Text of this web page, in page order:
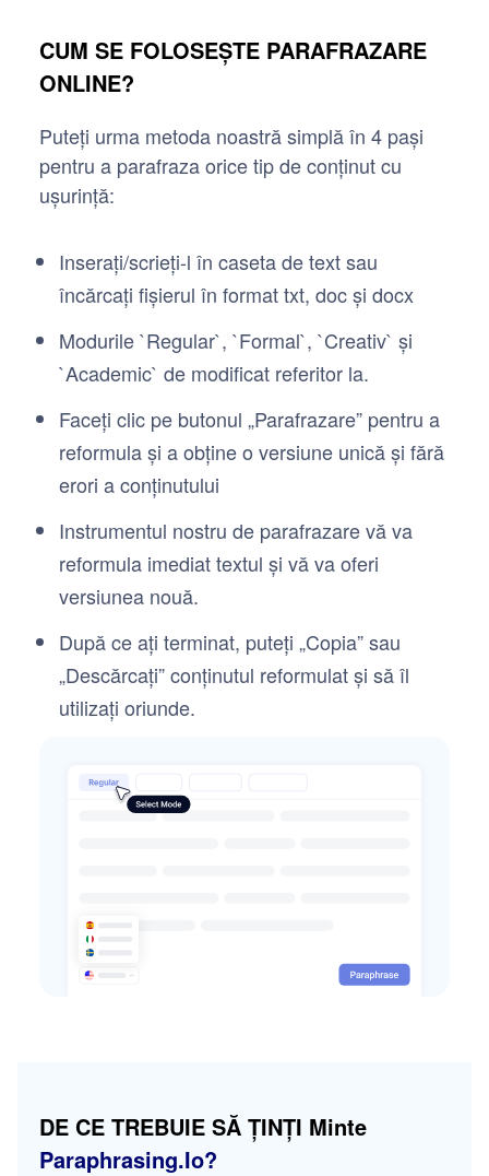
CUM SE FOLOSEȘTE PARAFRAZARE
ONLINE?
Puteți urma metoda noastră simplă în 4 pași
pentru a parafraza orice tip de conținut cu
ușurință:
Inserați/scrieți-l în caseta de text sau
încărcați fișierul în format txt, doc și docx
Modurile `Regular`, `Formal`, `Creativ` și
`Academic` de modificat referitor la.
Faceți clic pe butonul „Parafrazare” pentru a
reformula și a obține o versiune unică și fără
erori a conținutului
Instrumentul nostru de parafrazare vă va
reformula imediat textul și vă va oferi
versiunea nouă.
După ce ați terminat, puteți „Copia” sau
„Descărcați” conținutul reformulat și să îl
utilizați oriunde.
DE CE TREBUIE SĂ ȚINȚI Minte
Paraphrasing.io?